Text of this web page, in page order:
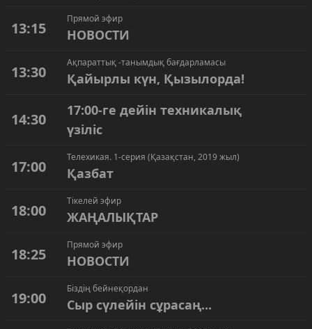
13:15
Прямой эфир
НОВОСТИ
13:30
Ақпараттық -танымдық бағдарламасы
Қайырлы күн, Қызылорда!
14:30
17:00-ге дейін техникалық
үзіліс
17:00
Телехикая. 1-серия (Қазақстан, 2019 жыл)
Қазбат
18:00
Тікелей эфир
ЖАҢАЛЫҚТАР
18:25
Прямой эфир
НОВОСТИ
19:00
Біздің бейнеқордан
Сыр сүлейін сұрасаң...